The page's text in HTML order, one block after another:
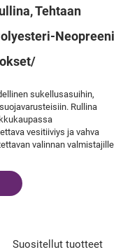
Tehtaan
Neopreeni
sukellusasuihin,
Rullina
vesitiiviys ja vahva
valinnan valmistajille
Suositellut tuotteet